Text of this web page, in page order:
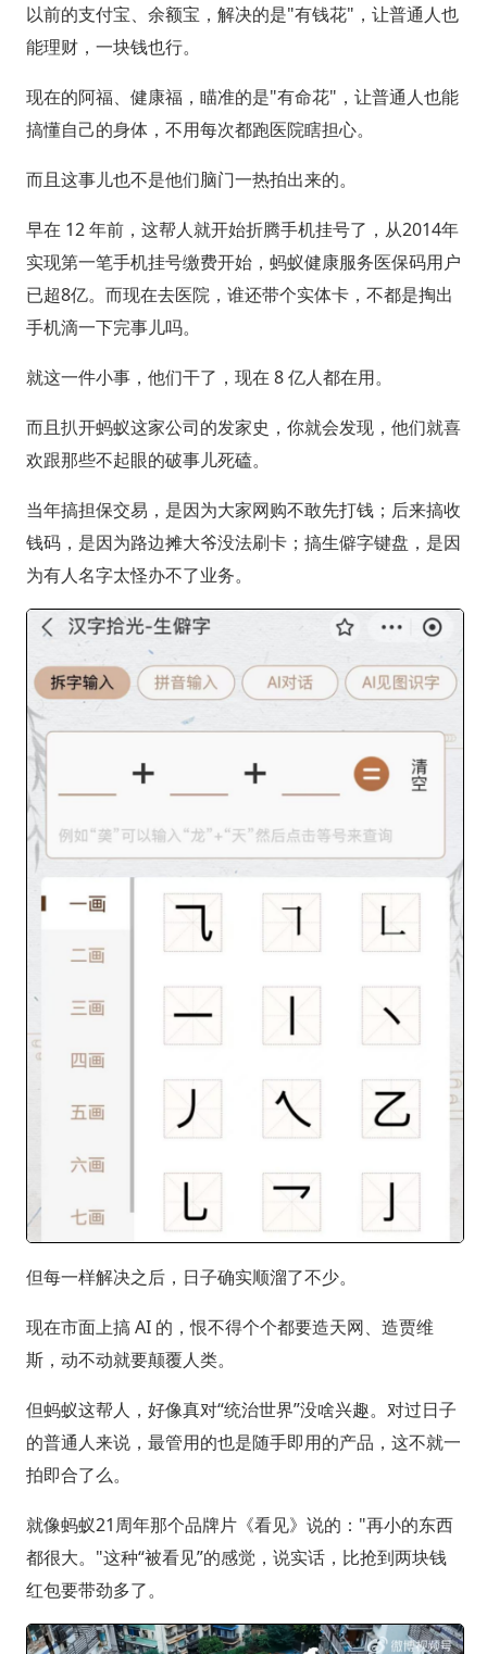
以前的支付宝、余额宝，解决的是"有钱花"，让普通人也
能理财，一块钱也行。
现在的阿福、健康福，瞄准的是"有命花"，让普通人也能
搞懂自己的身体，不用每次都跑医院瞎担心。
而且这事儿也不是他们脑门一热拍出来的。
早在 12 年前，这帮人就开始折腾手机挂号了，从2014年
实现第一笔手机挂号缴费开始，蚂蚁健康服务医保码用户
已超8亿。而现在去医院，谁还带个实体卡，不都是掏出
手机滴一下完事儿吗。
就这一件小事，他们干了，现在 8 亿人都在用。
而且扒开蚂蚁这家公司的发家史，你就会发现，他们就喜
欢跟那些不起眼的破事儿死磕。
当年搞担保交易，是因为大家网购不敢先打钱；后来搞收
钱码，是因为路边摊大爷没法刷卡；搞生僻字键盘，是因
为有人名字太怪办不了业务。
但每一样解决之后，日子确实顺溜了不少。
现在市面上搞 AI 的，恨不得个个都要造天网、造贾维
斯，动不动就要颠覆人类。
但蚂蚁这帮人，好像真对“统治世界”没啥兴趣。对过日子
的普通人来说，最管用的也是随手即用的产品，这不就一
拍即合了么。
就像蚂蚁21周年那个品牌片《看见》说的："再小的东西
都很大。"这种“被看见”的感觉，说实话，比抢到两块钱
红包要带劲多了。